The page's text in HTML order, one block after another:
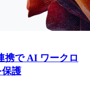
携で AI ワークロ
護